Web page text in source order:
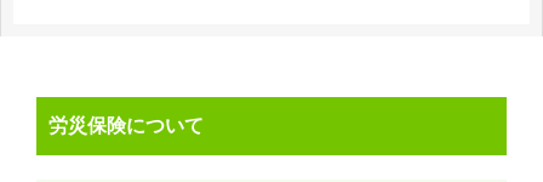
労災保険について